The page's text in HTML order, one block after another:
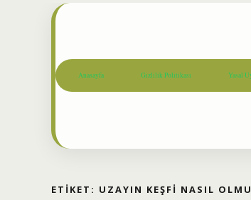
Anasayfa Gizlilik Politikası Yasal
ETIKET: UZAYIN KEŞFI NASIL